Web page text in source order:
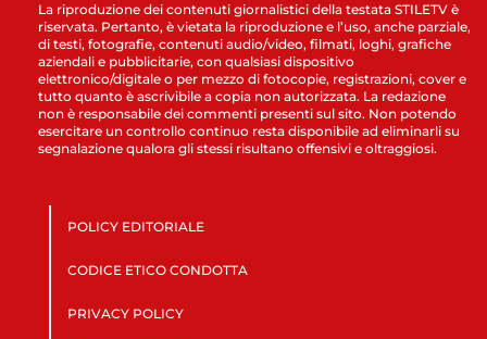
La riproduzione dei contenuti giornalistici della testata STILETV è
riservata. Pertanto, è vietata la riproduzione e l’uso, anche parziale,
di testi, fotografie, contenuti audio/video, filmati, loghi, grafiche
aziendali e pubblicitarie, con qualsiasi dispositivo
elettronico/digitale o per mezzo di fotocopie, registrazioni, cover e
tutto quanto è ascrivibile a copia non autorizzata. La redazione
non è responsabile dei commenti presenti sul sito. Non potendo
esercitare un controllo continuo resta disponibile ad eliminarli su
segnalazione qualora gli stessi risultano offensivi e oltraggiosi.
POLICY EDITORIALE
CODICE ETICO CONDOTTA
PRIVACY POLICY